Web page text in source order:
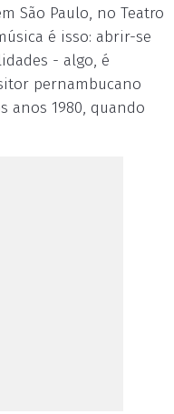
São Paulo, no Teatro
é isso: abrir-se
- algo, é
pernambucano
anos 1980, quando